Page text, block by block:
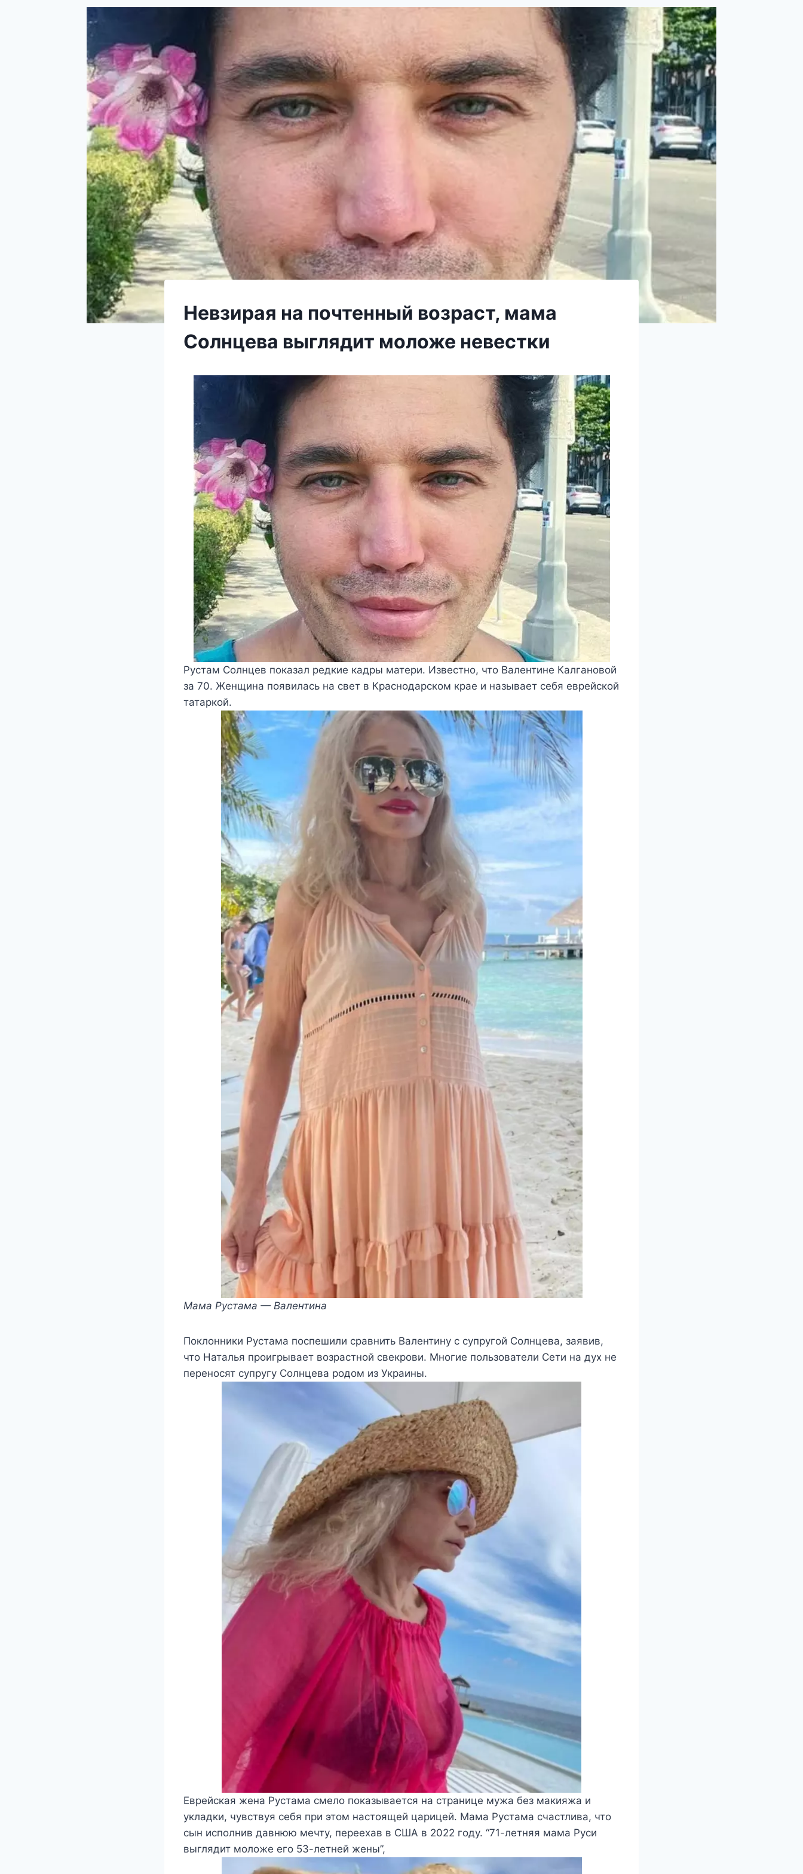
Невзирая на почтенный возраст, мама
Солнцева выглядит моложе невестки
Рустам Солнцев показал редкие кадры матери. Известно, что Валентине Калгановой
за 70. Женщина появилась на свет в Краснодарском крае и называет себя еврейской
татаркой.
Мама Рустама — Валентина
Поклонники Рустама поспешили сравнить Валентину с супругой Солнцева, заявив,
что Наталья проигрывает возрастной свекрови. Многие пользователи Сети на дух не
переносят супругу Солнцева родом из Украины.
Еврейская жена Рустама смело показывается на странице мужа без макияжа и
укладки, чувствуя себя при этом настоящей царицей. Мама Рустама счастлива, что
сын исполнив давнюю мечту, переехав в США в 2022 году. “71-летняя мама Руси
выглядит моложе его 53-летней жены”,